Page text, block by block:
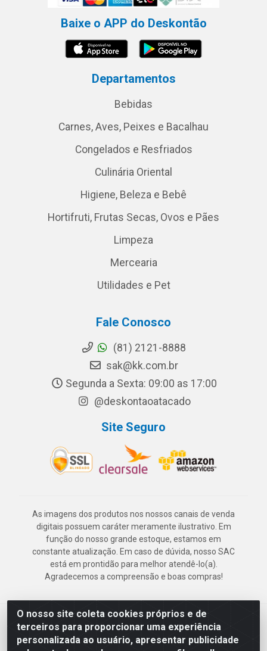
O nosso site coleta cookies próprios e de
terceiros para proporcionar uma experiência
personalizada ao usuário, apresentar publicidade
Baixe o APP do Deskontão
Departamentos
Bebidas
Carnes, Aves, Peixes e Bacalhau
Congelados e Resfriados
Culinária Oriental
Higiene, Beleza e Bebê
Hortifruti, Frutas Secas, Ovos e Pães
Limpeza
Mercearia
Utilidades e Pet
Fale Conosco
(81) 2121-8888
sak@kk.com.br
Segunda a Sexta: 09:00 as 17:00
@deskontaoatacado
Site Seguro
As imagens dos produtos nos nossos canais de venda
digitais possuem caráter meramente ilustrativo. Em
função do nosso grande estoque, estamos em
constante atualização. Em caso de dúvida, nosso SAC
está em prontidão para melhor atendê-lo(a).
Agradecemos a compreensão e boas compras!
Deskontão Atacado - Av. Marechal Mascarenhas de Morais, 2471 -
Imbiribeira - Recife/PE - CEP 51.150-001 - CNPJ 24.150.377/0003-
57